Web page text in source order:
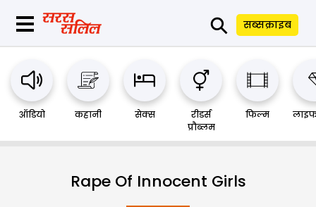
⚲ सब्सक्राइब
ऑडियो कहानी सेक्स
रीडर्स
प्रौब्लम
फिल्म
Rape Of Innocent Girls